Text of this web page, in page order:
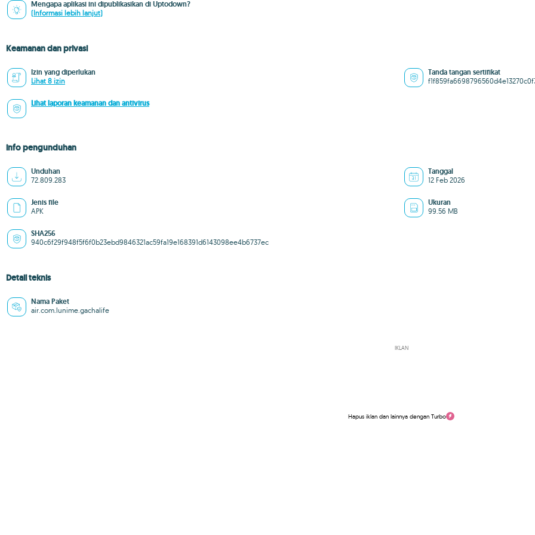
Mengapa aplikasi ini dipublikasikan di Uptodown?
(Informasi lebih lanjut)
Keamanan dan privasi
Izin yang diperlukan
Lihat 8 izin
Tanda tangan sertifikat
Lihat laporan keamanan dan antivirus
info pengunduhan
Unduhan
72.809.283
Tanggal
12 Feb 2026
Jenis file
APK
Ukuran
99.56 MB
SHA256
940c6f29f948f5f6f0b23ebd9846321ac59fa19e168391d6143098ee4b6737ec
Detail teknis
Nama Paket
air.com.lunime.gachalife
IKLAN
Hapus iklan dan lainnya dengan Turbo